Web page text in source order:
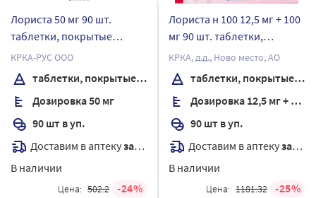
Лориста 50 мг 90 шт.
таблетки, покрытые
пленочной оболочкой
КРКА-РУС ООО
таблетки, покрытые пленочной оболочкой
Дозировка 50 мг
90 шт в уп.
Доставим в аптекузавтра
В наличии
Цена: 502.2 24
Лориста н 100 12,5 мг + 100
мг 90 шт. таблетки,
покрытые пленочной
оболочкой
КРКА, д.д., Ново место, АО
таблетки, покрытые пленочной оболочкой
Дозировка 12,5 мг + 100 мг
90 шт в уп.
Доставим в аптекузавтра
В наличии
Цена: 1181.32 25